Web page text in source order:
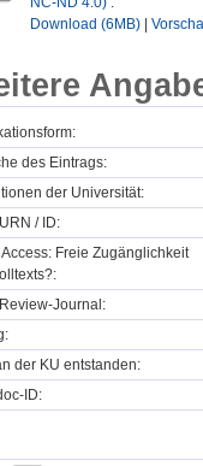
Download (6MB)
des Eintrags:
der Universität:
/ ID:
Freie Zugänglichkeit
Journal:
der KU entstanden:
ID: